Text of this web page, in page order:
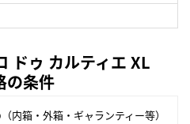
ドゥ カルティエ XL
の条件
内箱・外箱・ギャランティー等）